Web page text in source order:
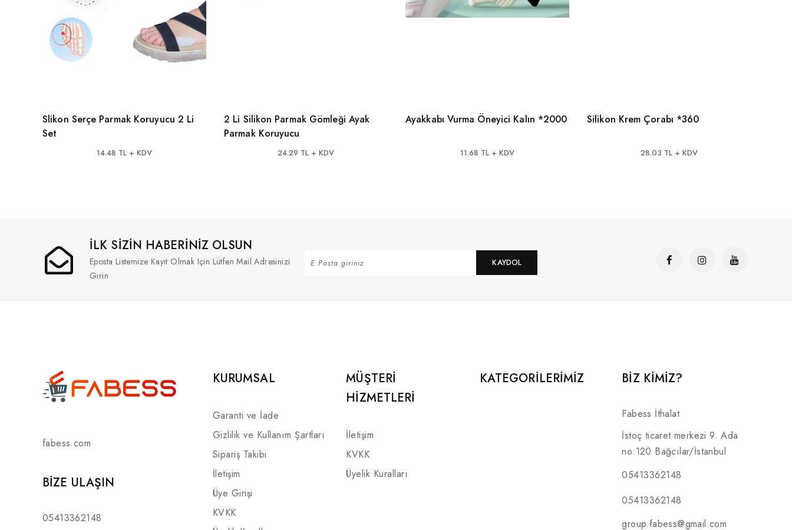
Slikon Serçe Parmak Koruyucu 2 Li
Set
14.48 TL + KDV
2 Li Silikon Parmak Gömleği Ayak
Parmak Koruyucu
24.29 TL + KDV
Ayakkabı Vurma Öneyici Kalın *2000
11.68 TL + KDV
Silikon Krem Çorabı *360
28.03 TL + KDV
İLK SİZİN HABERİNİZ OLSUN
Eposta Listemize Kayıt Olmak Için Lütfen Mail Adresinizi
Girin
KAYDOL
fabess.com
BIZE ULAŞIN
05413362148
KURUMSAL
Garanti ve İade
Gizlilik ve Kullanım Şartları
Sipariş Takibi
İletişim
Üye Girişi
KVKK
MÜŞTERI
HIZMETLERI
İletişim
KVKK
Üyelik Kuralları
KATEGORILERIMIZ BİZ KİMİZ?
Fabess İthalat
İstoç ticaret merkezi 9. Ada
no:120 Bağcılar/İstanbul
05413362148
05413362148
group.fabess@gmail.com